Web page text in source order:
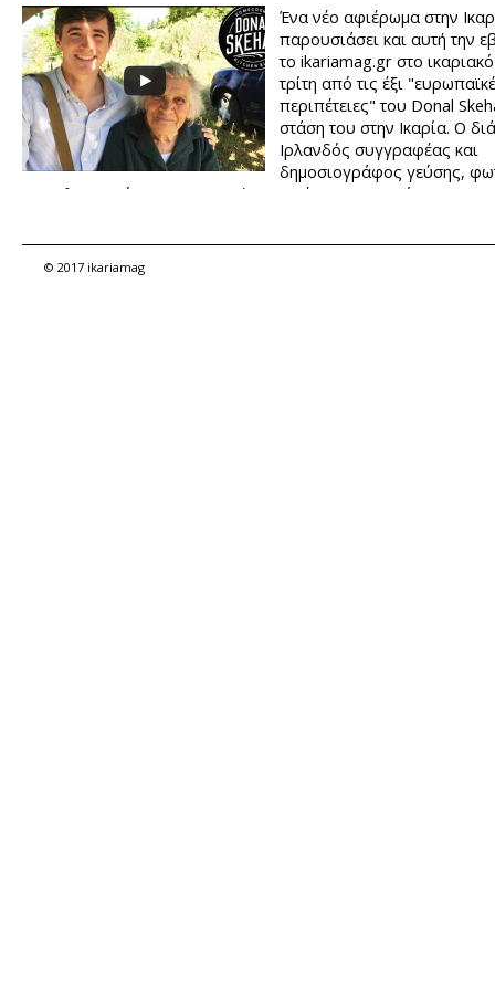
Ένα νέο αφιέρωμα στην
παρουσιάσει και αυτή την
το ikariamag.gr στο
τρίτη από τις έξι
περιπέτειες" του Donal
στάση του στην Ικαρία. Ο
Ιρλανδός συγγραφέας και
δημοσιογράφος γεύσης,
και τηλεοπτικός παρουσιαστής επισκέφτηκε το νησί μας για
επιδόθηκε και στην τέχνη της μελισσοκομίας.
© 2017 ikariamag